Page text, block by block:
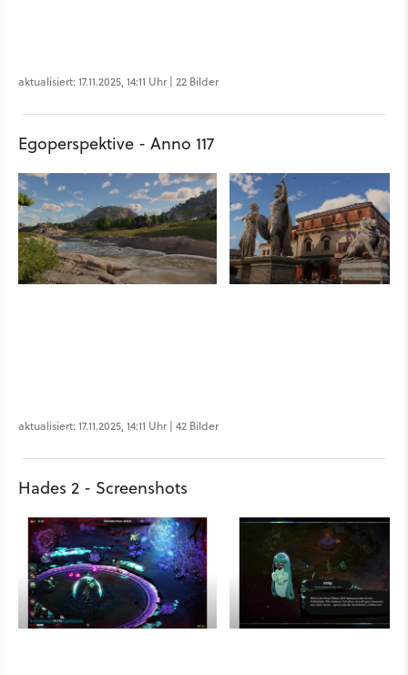
aktualisiert: 17.11.2025, 14:11 Uhr | 22 Bilder
Egoperspektive - Anno 117
aktualisiert: 17.11.2025, 14:11 Uhr | 42 Bilder
Hades 2 - Screenshots